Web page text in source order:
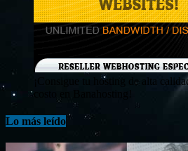
¡Consigue tu hosting de alta
Lo más leído